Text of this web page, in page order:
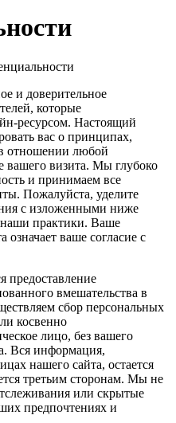
и доверительное
которые
ресурсом. Настоящий
вас о принципах,
отношении любой
вашего визита. Мы глубоко
и принимаем все
Пожалуйста, уделите
с изложенными ниже
практики. Ваше
означает ваше согласие с
предоставление
вмешательства в
сбор персональных
косвенно
лицо, без вашего
Вся информация,
нашего сайта, остается
третьим сторонам. Мы не
или скрытые
предпочтениях и